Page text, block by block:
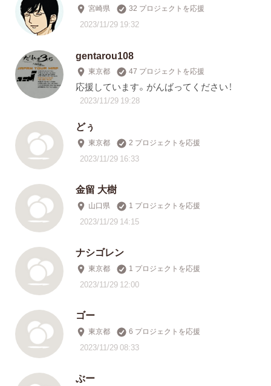
宮崎県 32 プロジェクトを応援
2023/11/29 19:32
gentarou108
東京都 47 プロジェクトを応援
応援しています。がんばってください！
2023/11/29 19:28
どぅ
東京都 2 プロジェクトを応援
2023/11/29 16:33
金留 大樹
山口県 1 プロジェクトを応援
2023/11/29 14:15
ナシゴレン
東京都 1 プロジェクトを応援
2023/11/29 12:00
ゴー
東京都 6 プロジェクトを応援
2023/11/29 08:33
ぶー